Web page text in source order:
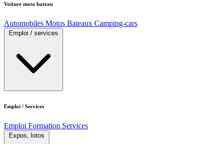
Voiture moto bateau
Automobiles Motos Bateaux Camping-cars
Emploi / services
Emploi / Services
Emploi Formation Services
Expos, lotos